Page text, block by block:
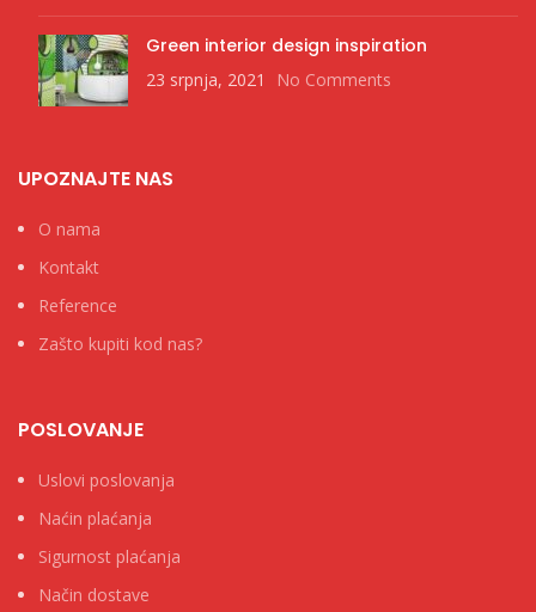
Green interior design inspiration
23 srpnja, 2021 No Comments
UPOZNAJTE NAS
O nama
Kontakt
Reference
Zašto kupiti kod nas?
POSLOVANJE
Uslovi poslovanja
Naćin plaćanja
Sigurnost plaćanja
Način dostave